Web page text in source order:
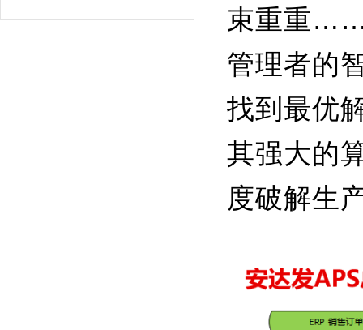
束重重……
管理者的
找到最优
其强大的
度破解生